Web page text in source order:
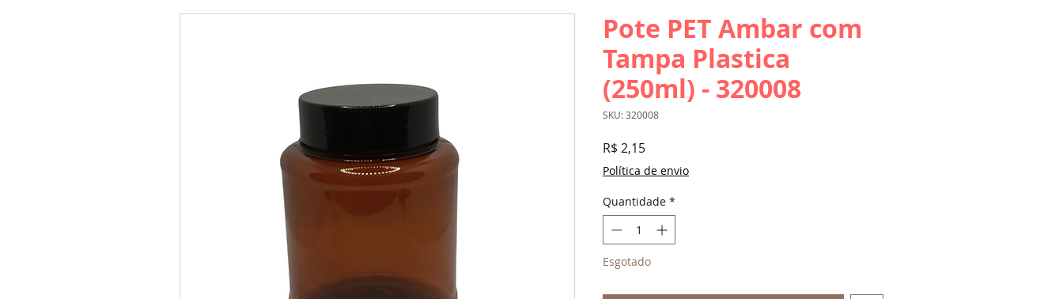
Pote PET Ambar com
Tampa Plastica
(250ml) - 320008
SKU: 320008
R$ 2,15Preço
Política de envio
Quantidade *
Esgotado